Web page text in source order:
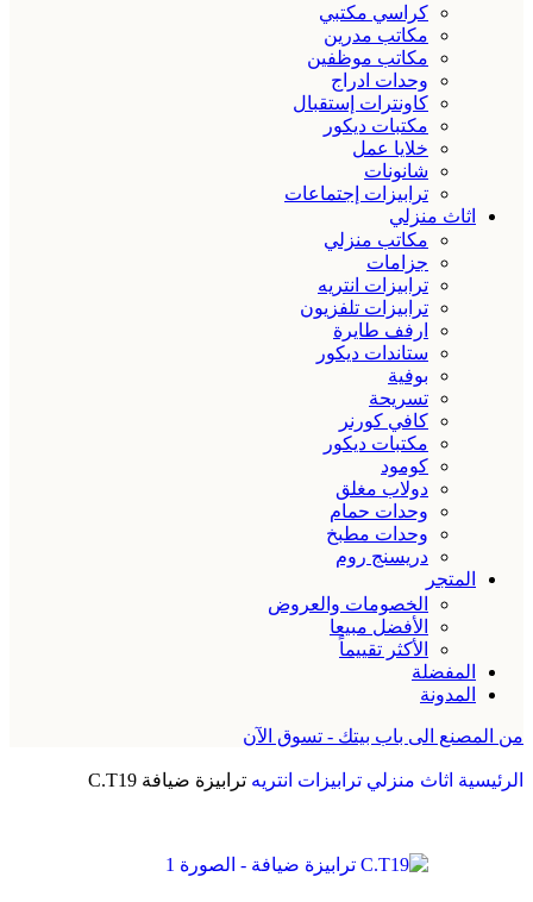
كراسي مكتبي
مكاتب مدرين
مكاتب موظفين
وحدات ادراج
كاونترات إستقبال
مكتبات ديكور
خلايا عمل
شانونات
ترابيزات إجتماعات
اثاث منزلي
مكاتب منزلي
جزامات
ترابيزات انتريه
ترابيزات تلفزيون
ارفف طايرة
ستاندات ديكور
بوفية
تسريحة
كافي كورنر
مكتبات ديكور
كومود
دولاب مغلق
وحدات حمام
وحدات مطبخ
دريسنج روم
المتجر
الخصومات والعروض
الأفضل مبيعا
الأكثر تقييماً
المفضلة
المدونة
من المصنع الى باب بيتك - تسوق الآن
الرئيسية اثاث منزلي ترابيزات انتريه ترابيزة ضيافة C.T19